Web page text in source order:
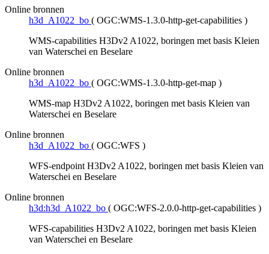
Online bronnen
h3d_A1022_bo ( OGC:WMS-1.3.0-http-get-capabilities )
WMS-capabilities H3Dv2 A1022, boringen met basis Kleien
van Waterschei en Beselare
Online bronnen
h3d_A1022_bo ( OGC:WMS-1.3.0-http-get-map )
WMS-map H3Dv2 A1022, boringen met basis Kleien van
Waterschei en Beselare
Online bronnen
h3d_A1022_bo ( OGC:WFS )
WFS-endpoint H3Dv2 A1022, boringen met basis Kleien van
Waterschei en Beselare
Online bronnen
h3d:h3d_A1022_bo ( OGC:WFS-2.0.0-http-get-capabilities )
WFS-capabilities H3Dv2 A1022, boringen met basis Kleien
van Waterschei en Beselare